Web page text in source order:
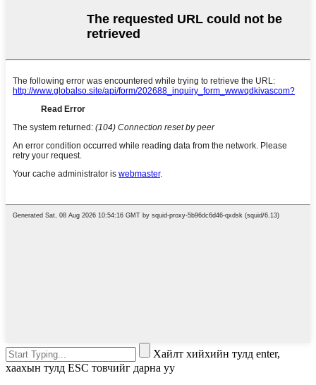
Хайлт хийхийн тулд enter,
хаахын тулд ESC товчийг дарна уу